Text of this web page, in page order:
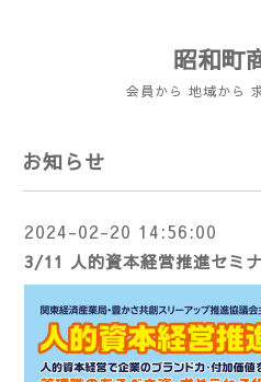
昭和町
会員から 地域から
お知らせ
2024-02-20 14:56:00
3/11 人的資本経営推進セミ